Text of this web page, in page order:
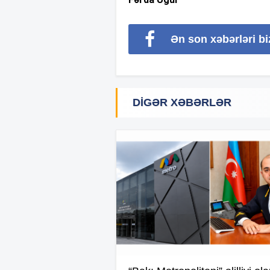
Ən son xəbərləri
DIGƏR XƏBƏRLƏR